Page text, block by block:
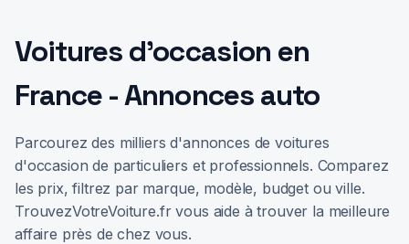
Voitures d'occasion en
France - Annonces auto
Parcourez des milliers d'annonces de voitures
d'occasion de particuliers et professionnels. Comparez
les prix, filtrez par marque, modèle, budget ou ville.
TrouvezVotreVoiture.fr vous aide à trouver la meilleure
affaire près de chez vous.